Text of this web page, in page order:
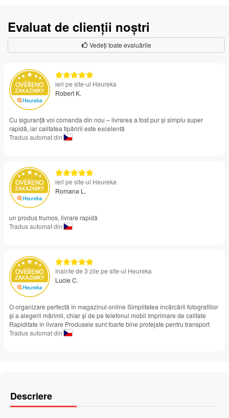
Evaluat de clienții noștri
Vedeți toate evaluările
ieri pe site-ul Heureka
Robert K.
Cu siguranță voi comanda din nou – livrarea a fost pur și simplu super
rapidă, iar calitatea tipăririi este excelentă
Tradus automat din
ieri pe site-ul Heureka
Romana L.
un produs frumos, livrare rapidă
Tradus automat din
înainte de 3 zile pe site-ul Heureka
Lucie C.
O organizare perfectă în magazinul online Simplitatea încărcării fotografiilor
și a alegerii mărimii, chiar și de pe telefonul mobil Imprimare de calitate
Rapiditate în livrare Produsele sunt foarte bine protejate pentru transport
Tradus automat din
Descriere